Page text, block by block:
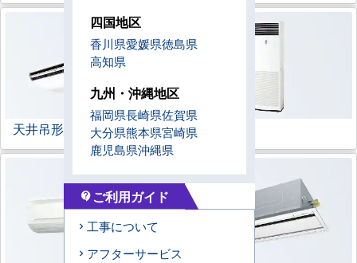
天井吊形 床置形
四国地区
香川県愛媛県徳島県
高知県
九州・沖縄地区
福岡県長崎県佐賀県
大分県熊本県宮崎県
鹿児島県沖縄県
contact_support ご利用ガイド
工事について
アフターサービス